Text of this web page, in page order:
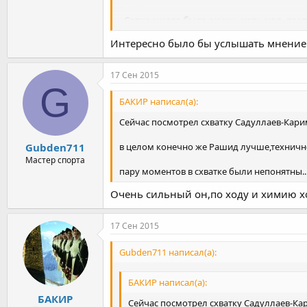
- Сетка у него было очень силь-ная,
который гоняет по 8-10 килограммов,
Евроигры и чемпионат мира. Это
теряет свои ресурсы. Как бы ты ни
Спортсмена такого уровня могли бы
- Как вам организация чемпионат мира в
- Уровень очень высокий. Четко и
один по проведению такого рода
Интересно было бы услышать мнение
G
Gubden711
Мастер спорта
17 Сен 2015
БАКИР написал(а):
Сейчас посмотрел схватку Садуллаев-
в целом конечно же Рашид
пару моментов в схватке были непонятны..
Очень сильный он,по ходу и химию
БАКИР
17 Сен 2015
Gubden711 написал(а):
БАКИР написал(а):
Сейчас посмотрел схватку Садуллаев-